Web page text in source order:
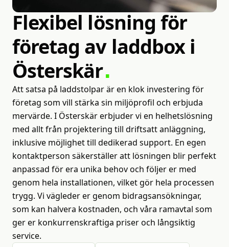
Flexibel lösning för
företag av laddbox i
Österskär
Att satsa på laddstolpar är en klok investering för
företag som vill stärka sin miljöprofil och erbjuda
mervärde. I Österskär erbjuder vi en helhetslösning
med allt från projektering till driftsatt anläggning,
inklusive möjlighet till dedikerad support. En egen
kontaktperson säkerställer att lösningen blir perfekt
anpassad för era unika behov och följer er med
genom hela installationen, vilket gör hela processen
trygg. Vi vägleder er genom bidragsansökningar,
som kan halvera kostnaden, och våra ramavtal som
ger er konkurrenskraftiga priser och långsiktig
service.